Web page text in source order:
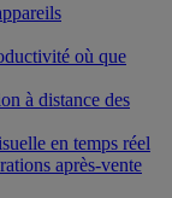
où que
à distance des
en temps réel
après-vente